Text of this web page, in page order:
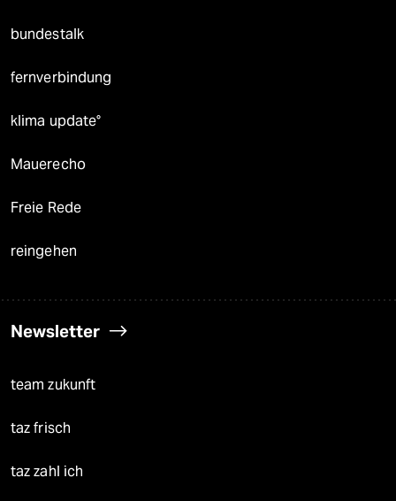
bundestalk
fernverbindung
klima update°
Mauerecho
Freie Rede
reingehen
Newsletter
team zukunft
taz frisch
taz zahl ich